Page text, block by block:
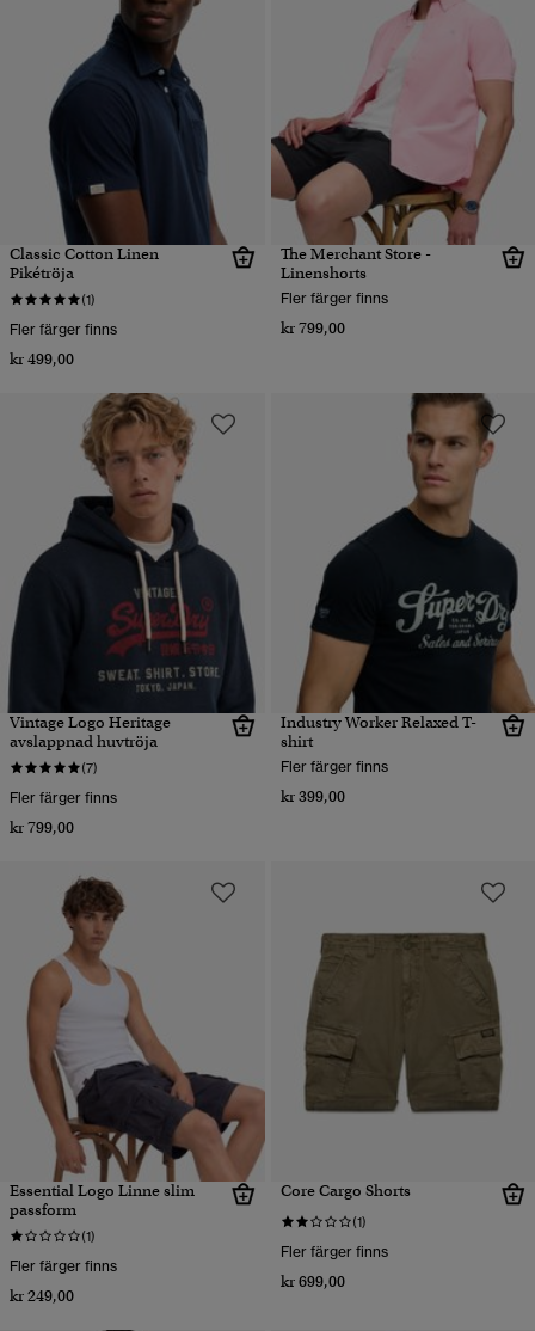
Classic Cotton Linen
Pikétröja
(1)
Fler färger finns
kr 499,00
The Merchant Store -
Linenshorts
Fler färger finns
kr 799,00
Vintage Logo Heritage
avslappnad huvtröja
(7)
Fler färger finns
kr 799,00
Industry Worker Relaxed T-
shirt
Fler färger finns
kr 399,00
Essential Logo Linne slim
passform
(1)
Fler färger finns
kr 249,00
Core Cargo Shorts
(1)
Fler färger finns
kr 699,00